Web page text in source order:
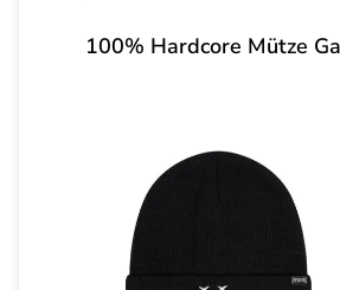
100% Hardcore Mütze